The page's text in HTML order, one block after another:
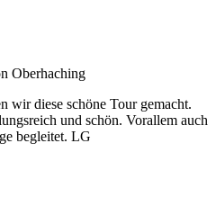
Oberhaching
wir diese schöne Tour gemacht.
und schön. Vorallem auch
begleitet. LG